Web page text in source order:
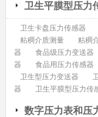
卫生平膜型压力
卫生卡盘压力传感器
粘稠介质测量
粘稠
器
食品级压力变送器
器
食品用压力传感器
卫生型压力变送器
器
卫生平膜型压力传
数字压力表和压